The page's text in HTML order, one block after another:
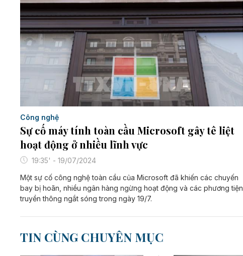
Công nghệ
Sự cố máy tính toàn cầu Microsoft gây tê liệt
hoạt động ở nhiều lĩnh vực
19:35' - 19/07/2024
Một sự cố công nghệ toàn cầu của Microsoft đã khiến các chuyến
bay bị hoãn, nhiều ngân hàng ngừng hoạt động và các phương tiện
truyền thông ngắt sóng trong ngày 19/7.
TIN CÙNG CHUYÊN MỤC